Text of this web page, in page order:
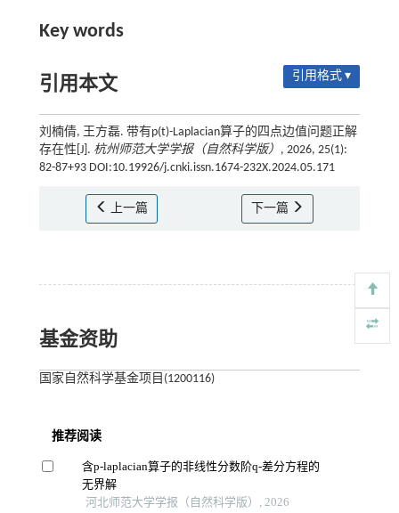
Key words
引用本文 引用格式 ▾
刘楠倩, 王方磊. 带有p(t)-Laplacian算子的四点边值问题正解
存在性[J]. 杭州师范大学学报（自然科学版） , 2026, 25(1):
82-87+93 DOI:10.19926/j.cnki.issn.1674-232X.2024.05.171
上一篇 下一篇
基金资助
国家自然科学基金项目(1200116)